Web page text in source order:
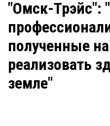
ПРОИСШЕСТВИЯ
СТИЛЬ ЖИЗНИ
"Омск-Трэйс":
полученные
реализовать
земле"